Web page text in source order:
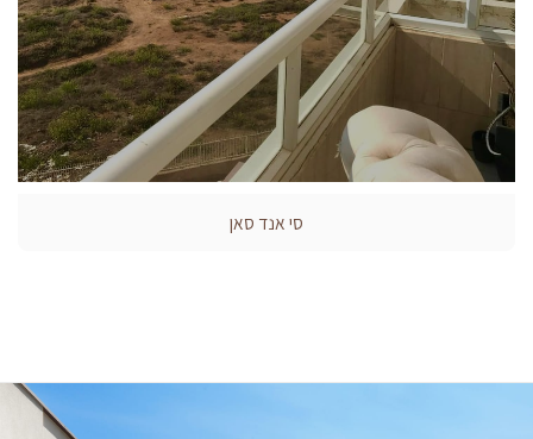
סי אנד סאן